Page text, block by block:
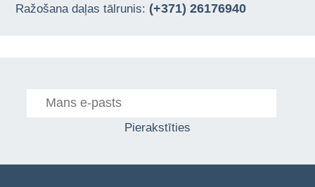
Ražošana daļas tālrunis: (+371) 26176940
Pierakstīties